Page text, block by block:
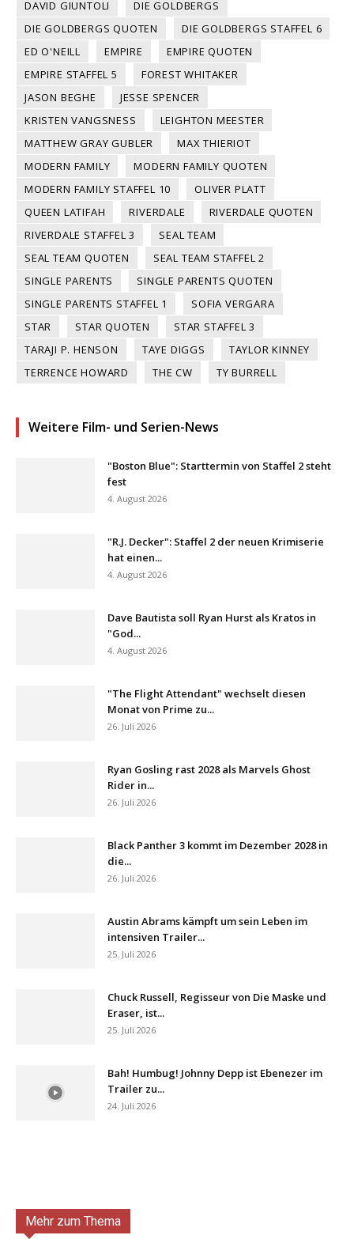
DAVID GIUNTOLI
DIE GOLDBERGS
DIE GOLDBERGS QUOTEN
DIE GOLDBERGS STAFFEL 6
ED O'NEILL
EMPIRE
EMPIRE QUOTEN
EMPIRE STAFFEL 5
FOREST WHITAKER
JASON BEGHE
JESSE SPENCER
KRISTEN VANGSNESS
LEIGHTON MEESTER
MATTHEW GRAY GUBLER
MAX THIERIOT
MODERN FAMILY
MODERN FAMILY QUOTEN
MODERN FAMILY STAFFEL 10
OLIVER PLATT
QUEEN LATIFAH
RIVERDALE
RIVERDALE QUOTEN
RIVERDALE STAFFEL 3
SEAL TEAM
SEAL TEAM QUOTEN
SEAL TEAM STAFFEL 2
SINGLE PARENTS
SINGLE PARENTS QUOTEN
SINGLE PARENTS STAFFEL 1
SOFIA VERGARA
STAR
STAR QUOTEN
STAR STAFFEL 3
TARAJI P. HENSON
TAYE DIGGS
TAYLOR KINNEY
TERRENCE HOWARD
THE CW TY BURRELL
Weitere Film- und Serien-News
"Boston Blue": Starttermin von Staffel 2 steht
fest
4. August 2026
"R.J. Decker": Staffel 2 der neuen Krimiserie
hat einen...
4. August 2026
Dave Bautista soll Ryan Hurst als Kratos in
"God...
4. August 2026
"The Flight Attendant" wechselt diesen
Monat von Prime zu...
26. Juli 2026
Ryan Gosling rast 2028 als Marvels Ghost
Rider in...
26. Juli 2026
Black Panther 3 kommt im Dezember 2028 in
die...
26. Juli 2026
Austin Abrams kämpft um sein Leben im
intensiven Trailer...
25. Juli 2026
Chuck Russell, Regisseur von Die Maske und
Eraser, ist...
25. Juli 2026
Bah! Humbug! Johnny Depp ist Ebenezer im
Trailer zu...
24. Juli 2026
Mehr zum Thema